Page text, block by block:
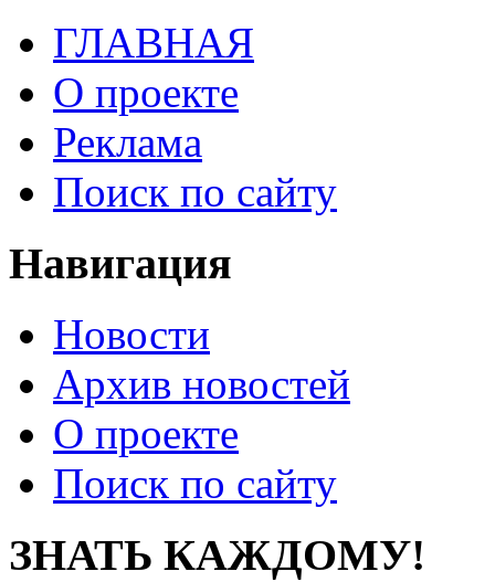
ГЛАВНАЯ
О проекте
Реклама
Поиск по сайту
Навигация
Новости
Архив новостей
О проекте
Поиск по сайту
ЗНАТЬ КАЖДОМУ!